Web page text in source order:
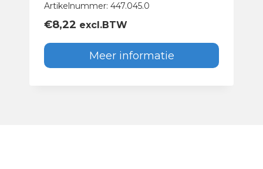
Artikelnummer: 447.045.0
€8,22 excl.BTW
Meer informatie